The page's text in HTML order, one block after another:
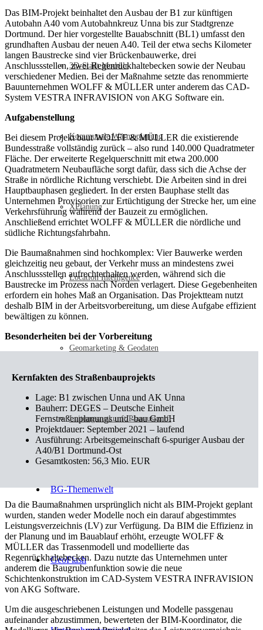
3D-Stadt Modelle
Kommunale Wärmeplanung
XPlanung
Location Intelligence
Geomarketing & Geodaten
Leitungsauskunft/Planauskunft
BG-Themenwelt
GeoFlash
Das BIM-Projekt beinhaltet den Ausbau der B1 zur künftigen
Autobahn A40 vom Autobahnkreuz Unna bis zur Stadtgrenze
Dortmund. Der hier vorgestellte Bauabschnitt (BL1) umfasst den
grundhaften Ausbau der neuen A40. Teil der etwa sechs Kilometer
langen Baustrecke sind vier Brückenbauwerke, drei
Anschlussstellen, zwei Regenrückhaltebecken sowie der Neubau
verschiedener Medien. Bei der Maßnahme setzte das renommierte
Bauunternehmen WOLFF & MÜLLER unter anderem das CAD-
System VESTRA INFRAVISION von AKG Software ein.
Aufgabenstellung
Bei diesem Projekt baut WOLFF & MÜLLER die existierende
Bundesstraße vollständig zurück – also rund 140.000 Quadratmeter
Fläche. Der erweiterte Regelquerschnitt mit etwa 200.000
Quadratmetern Neubaufläche sorgt dafür, dass sich die Achse der
Straße in nördliche Richtung verschiebt. Die Arbeiten sind in drei
Hauptbauphasen gegliedert. In der ersten Bauphase stellt das
Unternehmen Provisorien zur Ertüchtigung der Strecke her, um eine
Verkehrsführung während der Bauzeit zu ermöglichen.
Anschließend errichtet WOLFF & MÜLLER die nördliche und
südliche Richtungsfahrbahn.
Die Baumaßnahmen sind hochkomplex: Vier Bauwerke werden
gleichzeitig neu gebaut, der Verkehr muss an mindestens zwei
Anschlussstellen aufrechterhalten werden, während sich die
Baustrecke im Prozess nach Norden verlagert. Diese Gegebenheiten
erfordern ein hohes Maß an Organisation. Das Projektteam nutzt
deshalb BIM in der Arbeitsvorbereitung, um diese Aufgabe effizient
bewältigen zu können.
Besonderheiten bei der Vorbereitung
Kernfakten des Straßenbauprojekts
Lage: B1 zwischen Unna und AK Unna
Bauherr: DEGES – Deutsche Einheit
Fernstraßenplanungs und -bau GmbH
Projektdauer: September 2021 – laufend
Ausführung: Arbeitsgemeinschaft 6-spuriger Ausbau der
A40/B1 Dortmund-Ost
Gesamtkosten: 56,3 Mio. EUR
Da die Baumaßnahmen ursprünglich nicht als BIM-Projekt geplant
wurden, standen weder Modelle noch ein darauf abgestimmtes
Leistungsverzeichnis (LV) zur Verfügung. Da BIM die Effizienz in
der Planung und im Bauablauf erhöht, erzeugte WOLFF &
MÜLLER das Trassenmodell und modellierte das
Regenrückhaltebecken. Dazu nutzte das Unternehmen unter
anderem die Baugrubenfunktion sowie die neue
Schichtenkonstruktion im CAD-System VESTRA INFRAVISION
von AKG Software.
Um die ausgeschriebenen Leistungen und Modelle passgenau
aufeinander abzustimmen, bewerteten der BIM-Koordinator, die